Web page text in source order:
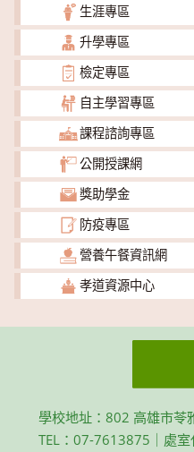
生涯專區
升學專區
檢定專區
自主學習專區
課程諮詢專區
公開授課網
獎助學金
防疫專區
營養午餐資訊網
孝道資源中心
學校地址：802 高雄市苓
TEL：07-7613875｜處